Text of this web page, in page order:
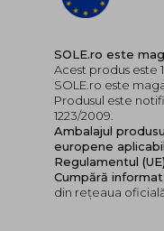
SOLE.ro este
Acest produs este
SOLE.ro este
Produsul este
1223/2009.
Ambalajul
europene
Regulamentul
Cumpără informat:
din rețeaua